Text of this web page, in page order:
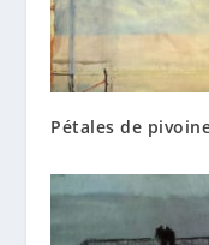
Pétales de